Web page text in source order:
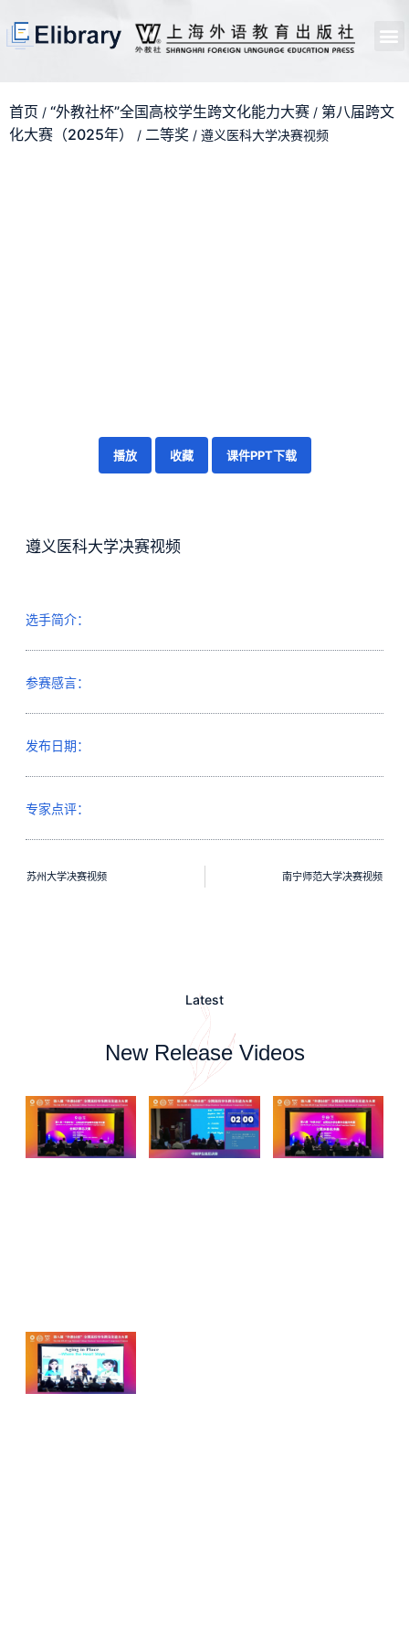
首页 / “外教社杯”全国高校学生跨文化能力大赛 / 第八届跨文
化大赛（2025年）
/ 二等奖 / 遵义医科大学决赛视频
播放 收藏 课件PPT下载
遵义医科大学决赛视频
选手简介：
参赛感言：
发布日期：
专家点评：
苏州大学决赛视频 南宁师范大学决赛视频
Latest
New Release Videos